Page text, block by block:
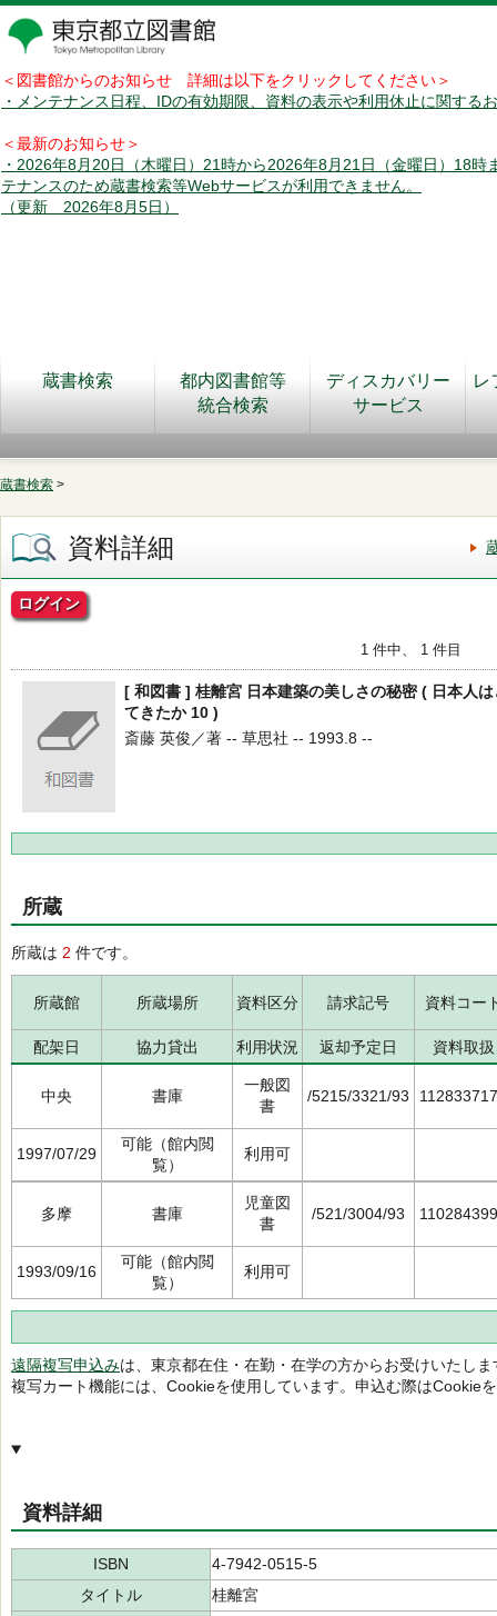
＜図書館からのお知らせ 詳細は以下をクリックしてください＞
・メンテナンス日程、IDの有効期限、資料の表示や利用休止に関する
＜最新のお知らせ＞
・2026年8月20日（木曜日）21時から2026年8月21日（金曜日）18時
テナンスのため蔵書検索等Webサービスが利用できません。
（更新 2026年8月5日）
蔵書検索
都内図書館等
統合検索
ディスカバリー
サービス
レ
蔵書検索 >
資料詳細
ログイン
1 件中、 1 件目
[ 和図書 ] 桂離宮 日本建築の美しさの秘密 ( 日本人
てきたか 10 )
斎藤 英俊／著 -- 草思社 -- 1993.8 --
所蔵
所蔵は 2 件です。
所蔵館 所蔵場所 資料区分 請求記号 資料コー
配架日 協力貸出 利用状況 返却予定日 資料取扱
中央 書庫
一般図
書
/5215/3321/93
1997/07/29
可能（館内閲
覧）
利用可
多摩 書庫
児童図
書
/521/3004/93
1993/09/16
可能（館内閲
覧）
利用可
遠隔複写申込みは、東京都在住・在勤・在学の方からお受けいたしま
複写カート機能には、Cookieを使用しています。申込む際はCookie
資料詳細
ISBN
4-7942-0515-5
タイトル
桂離宮